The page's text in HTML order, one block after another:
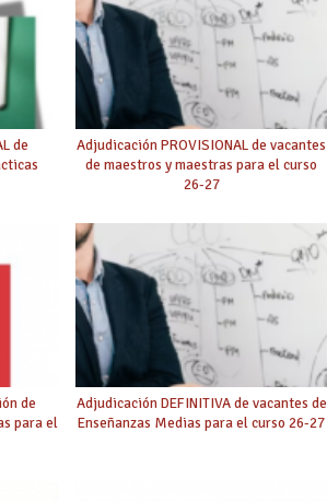
de
Adjudicación PROVISIONAL de vacantes
de maestros y maestras para el curso
26-27
de
para el
Adjudicación DEFINITIVA de vacantes de
Enseñanzas Medias para el curso 26-27